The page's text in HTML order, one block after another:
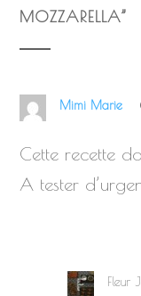
MOZZARELLA”
Mimi Marie
Cette recette
A tester
Fleur